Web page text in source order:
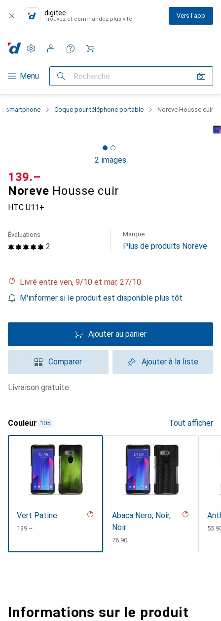
digitec
Trouvez et commandez plus vite Vers l'app
Navigation par catégorie
Menu Recherche
Paramètres
Compte client
Listes de comparaison
Listes d'envies
Panier
smartphone Coque pour téléphone portable Noreve Housse cuir
2 images
Noreve Housse cuir
HTC U11+
CHF
139.–
2
Évaluations Marque
Plus de produits Noreve
Livré entre ven, 9/10 et mar, 27/10
M'informer si le produit est disponible plus tôt
Ajouter au panier
Comparer Ajouter à la liste
livraison gratuite
Couleur 105 Tout afficher
Vert Patine
CHF
139.–
Abaca Nero, Noir,
Noir
CHF
76.90
CHF
Informations sur le produit